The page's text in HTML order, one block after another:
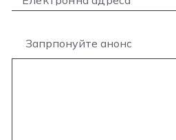
Запрпонуйте анонс